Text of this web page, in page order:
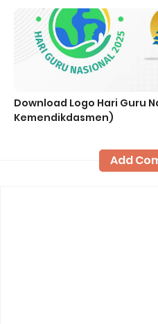
Download Logo Hari Guru
Kemendikdasmen)
Add